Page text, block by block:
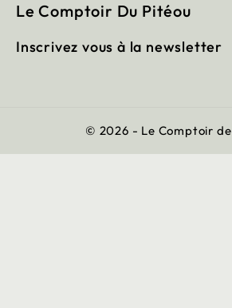
Le Comptoir Du Pitéou
Inscrivez vous à la newsletter
© 2026 - Le Comptoir